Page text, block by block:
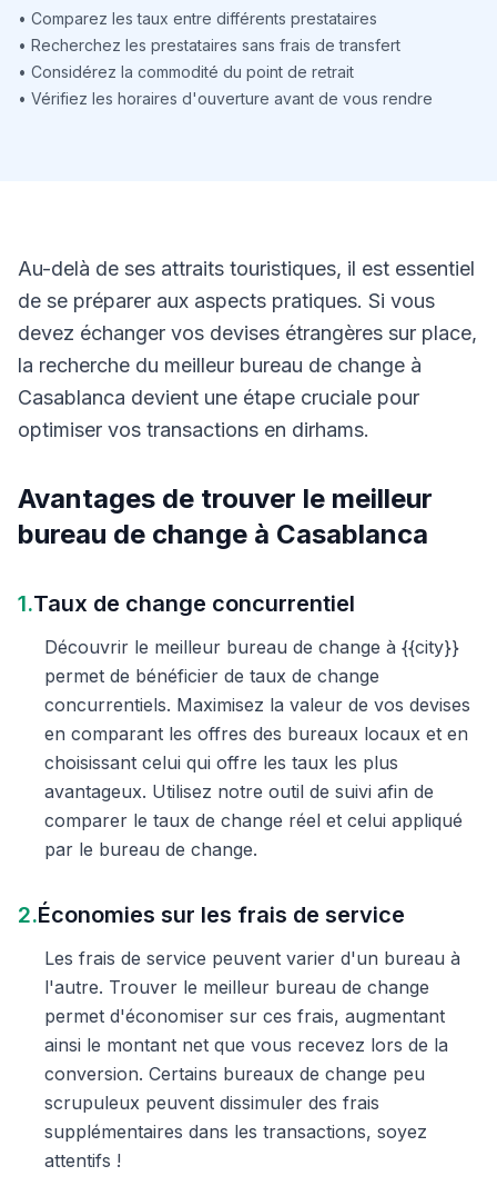
• Comparez les taux entre différents prestataires
• Recherchez les prestataires sans frais de transfert
• Considérez la commodité du point de retrait
• Vérifiez les horaires d'ouverture avant de vous rendre
Au-delà de ses attraits touristiques, il est essentiel
de se préparer aux aspects pratiques. Si vous
devez échanger vos devises étrangères sur place,
la recherche du meilleur bureau de change à
Casablanca devient une étape cruciale pour
optimiser vos transactions en dirhams.
Avantages de trouver le meilleur
bureau de change à Casablanca
1.Taux de change concurrentiel
Découvrir le meilleur bureau de change à {{city}}
permet de bénéficier de taux de change
concurrentiels. Maximisez la valeur de vos devises
en comparant les offres des bureaux locaux et en
choisissant celui qui offre les taux les plus
avantageux. Utilisez notre outil de suivi afin de
comparer le taux de change réel et celui appliqué
par le bureau de change.
2.Économies sur les frais de service
Les frais de service peuvent varier d'un bureau à
l'autre. Trouver le meilleur bureau de change
permet d'économiser sur ces frais, augmentant
ainsi le montant net que vous recevez lors de la
conversion. Certains bureaux de change peu
scrupuleux peuvent dissimuler des frais
supplémentaires dans les transactions, soyez
attentifs !